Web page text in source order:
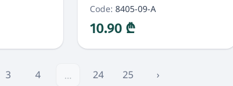
Code: 8405-09-A
10.90 ₾
3 4 ... 24 25 ›